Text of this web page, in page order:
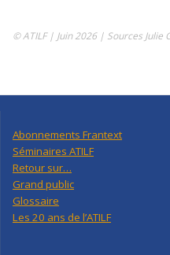
© ATILF | Juin 2026 | Sources
Abonnements Frantext
Séminaires ATILF
Retour sur…
Grand public
Glossaire
Les 20 ans de l’ATILF